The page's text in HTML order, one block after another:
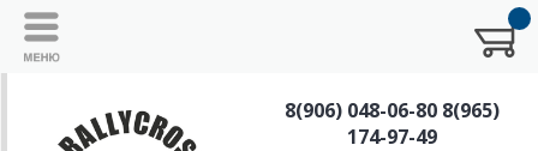
8(906) 048-06-80 8(965)
174-97-49